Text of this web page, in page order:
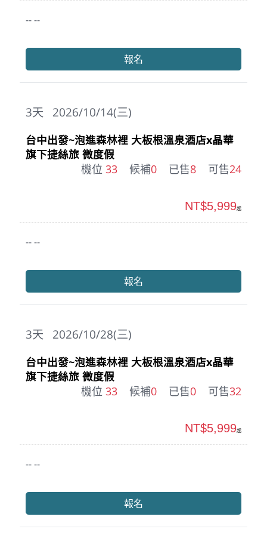
-- --
報名
2026/10/14(三)
3天
台中出發~泡進森林裡 大板根溫泉酒店x晶華
旗下捷絲旅 微度假
機位 33 候補0 已售8 可售24
-- --
NT$5,999起
報名
2026/10/28(三)
3天
台中出發~泡進森林裡 大板根溫泉酒店x晶華
旗下捷絲旅 微度假
機位 33 候補0 已售0 可售32
-- --
NT$5,999起
報名